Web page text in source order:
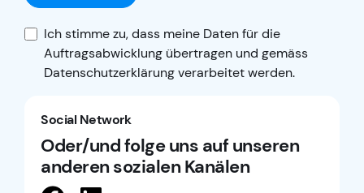
Ich stimme zu, dass meine Daten für die
Auftragsabwicklung übertragen und gemäss
Datenschutzerklärungverarbeitet werden.
Social Network
Oder/und folge uns auf unseren
anderen sozialen Kanälen